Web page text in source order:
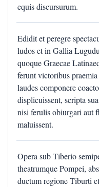
equis discursurum.
Edidit et peregre
ludos et in Gallia
quoque Graecae
ferunt victoribus
laudes componere
displicuissent, scripta
nisi ferulis obiurgari aut
maluissent.
Opera sub Tiberio
theatrumque Pompei,
ductum regione Tiburti